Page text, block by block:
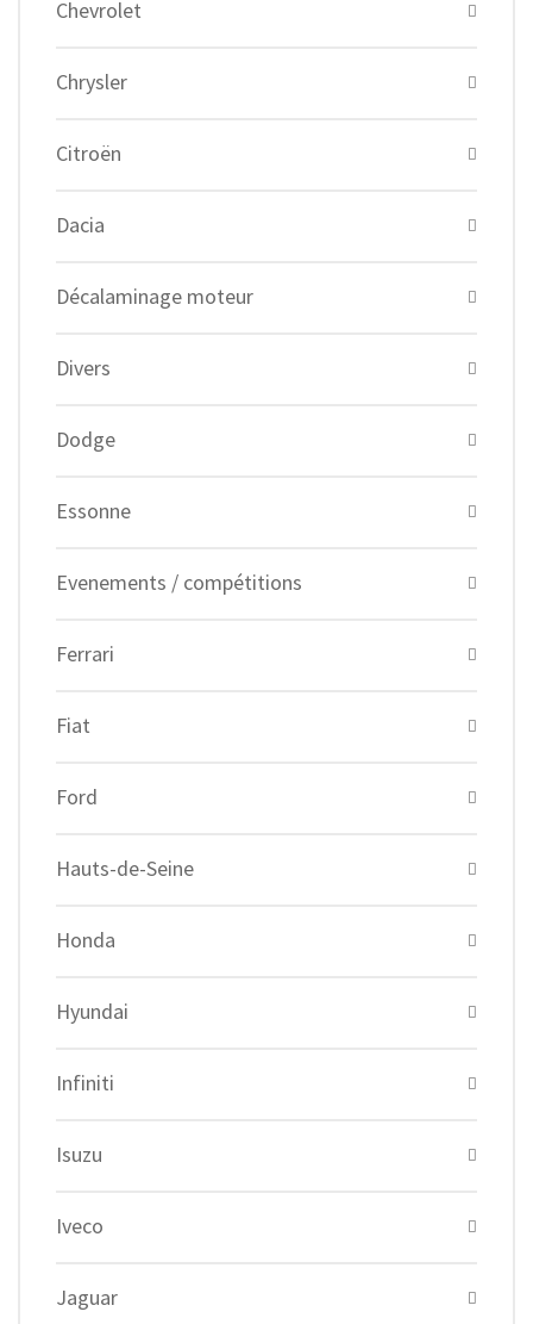
Chevrolet
Chrysler
Citroën
Dacia
Décalaminage moteur
Divers
Dodge
Essonne
Evenements / compétitions
Ferrari
Fiat
Ford
Hauts-de-Seine
Honda
Hyundai
Infiniti
Isuzu
Iveco
Jaguar